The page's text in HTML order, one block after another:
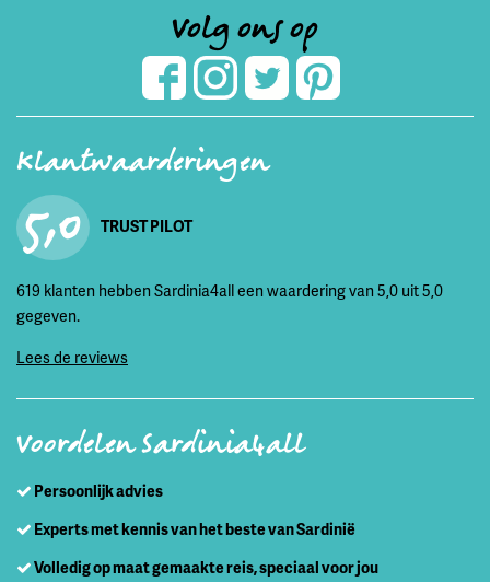
Volg ons op
Klantwaarderingen
5,0 TRUST PILOT
619 klanten hebben Sardinia4all een waardering van 5,0 uit 5,0
gegeven.
Lees de reviews
Voordelen Sardinia4all
Persoonlijk advies
Experts met kennis van het beste van Sardinië
Volledig op maat gemaakte reis, speciaal voor jou